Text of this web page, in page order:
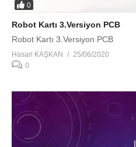
0
Robot Kartı 3.Versiyon PCB
Robot Kartı 3.Versiyon PCB
Hasari KAŞKAN
25/06/2020
0